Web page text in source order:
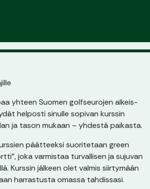
yhteen Suomen golfseurojen alkeis-
helposti sinulle sopivan kurssin
ja tason mukaan – yhdestä paikasta.
päätteeksi suoritetaan green
joka varmistaa turvallisen ja sujuvan
Kurssin jälkeen olet valmis siirtymään
harrastusta omassa tahdissasi.